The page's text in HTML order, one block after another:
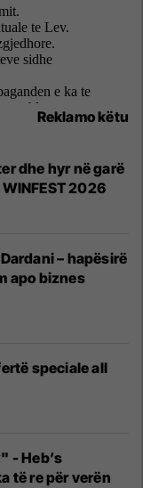
Reklamo këtu
dhe hyr në garë
2026
– hapësirë
apo biznes
speciale all
- Heb’s
të re për verën